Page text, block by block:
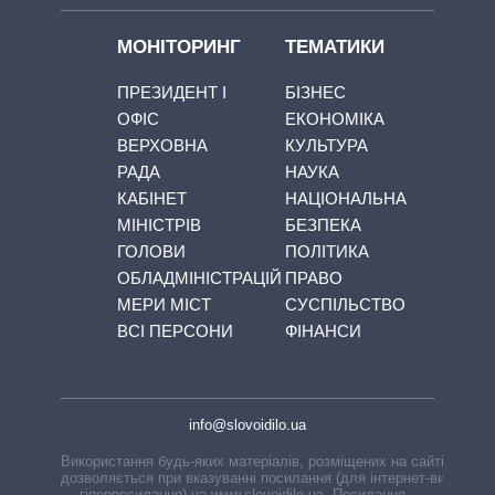
МОНІТОРИНГ
ПРЕЗИДЕНТ І
ОФІС
ВЕРХОВНА
РАДА
КАБІНЕТ
МІНІСТРІВ
ГОЛОВИ
ОБЛАДМІНІСТРАЦІЙ
МЕРИ МІСТ
ВСІ ПЕРСОНИ
ТЕМАТИКИ
БІЗНЕС
ЕКОНОМІКА
КУЛЬТУРА
НАУКА
НАЦІОНАЛЬНА
БЕЗПЕКА
ПОЛІТИКА
ПРАВО
СУСПІЛЬСТВО
ФІНАНСИ
info@slovoidilo.ua
Використання будь-яких матеріалів, розміщених на сайті,
дозволяється при вказуванні посилання (для інтернет-видань